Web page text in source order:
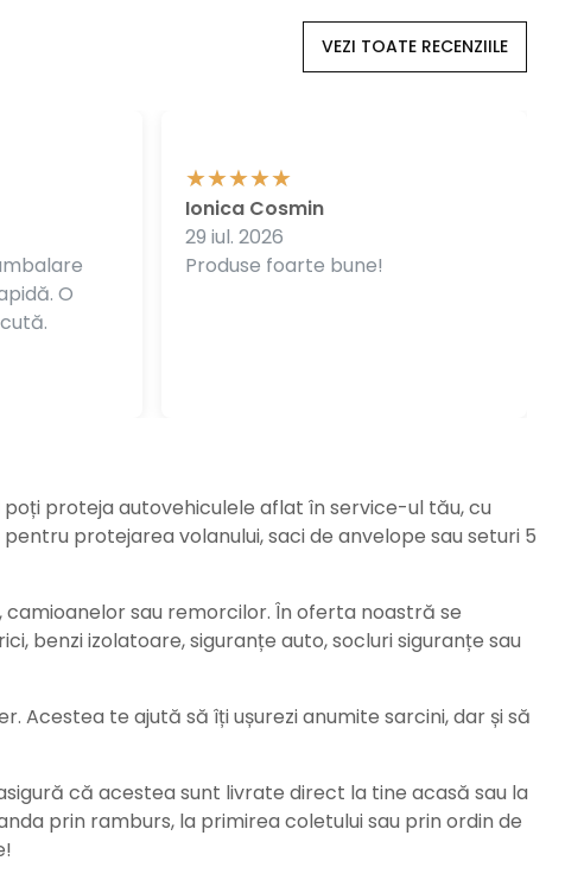
VEZI TOATE RECENZIILE
O
Produse foarte bune!
Ionica Cosmin
29 iul. 2026
proteja autovehiculele aflat în service-ul tău, cu
protejarea volanului, saci de anvelope sau seturi 5
sau remorcilor. În oferta noastră se
benzi izolatoare, siguranțe auto, socluri siguranțe sau
Acestea te ajută să îți ușurezi anumite sarcini, dar și să
că acestea sunt livrate direct la tine acasă sau la
prin ramburs, la primirea coletului sau prin ordin de